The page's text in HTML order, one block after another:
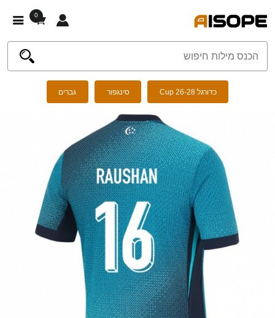
0
כדורגל Cup 26-28 סינגפור גברים